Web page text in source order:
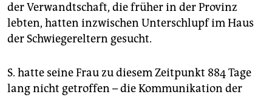
der Verwandtschaft, die früher in der Provinz
lebten, hatten inzwischen Unterschlupf im Haus
der Schwiegereltern gesucht.
S. hatte seine Frau zu diesem Zeitpunkt 884 Tage
lang nicht getroffen – die Kommunikation der